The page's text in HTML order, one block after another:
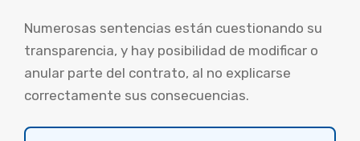
Numerosas sentencias están cuestionando su
transparencia, y hay posibilidad de modificar o
anular parte del contrato, al no explicarse
correctamente sus consecuencias.